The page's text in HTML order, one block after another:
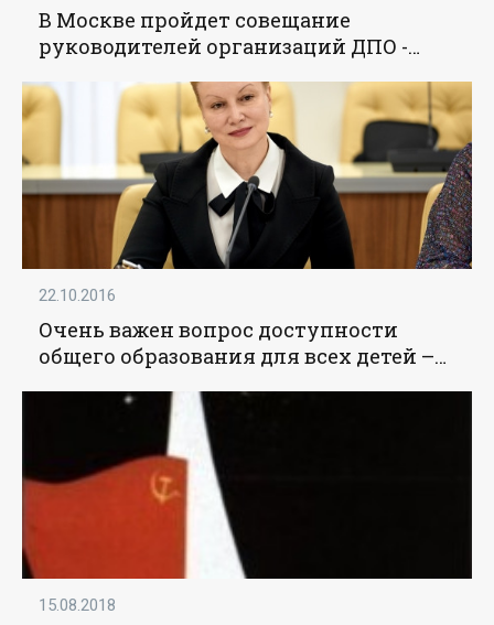
В Москве пройдет совещание
руководителей организаций ДПО -
22.10.2016
Очень важен вопрос доступности
общего образования для всех детей –
15.08.2018